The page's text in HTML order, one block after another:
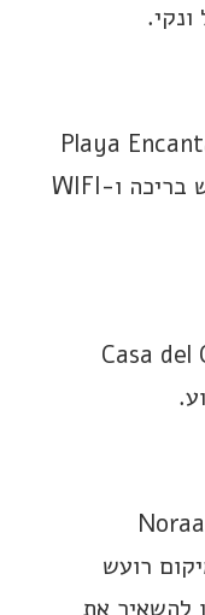
המלון הכי טוב! חדר גדול ונקי, יש בריכה ו-WIFI
רועש
להשאיר את